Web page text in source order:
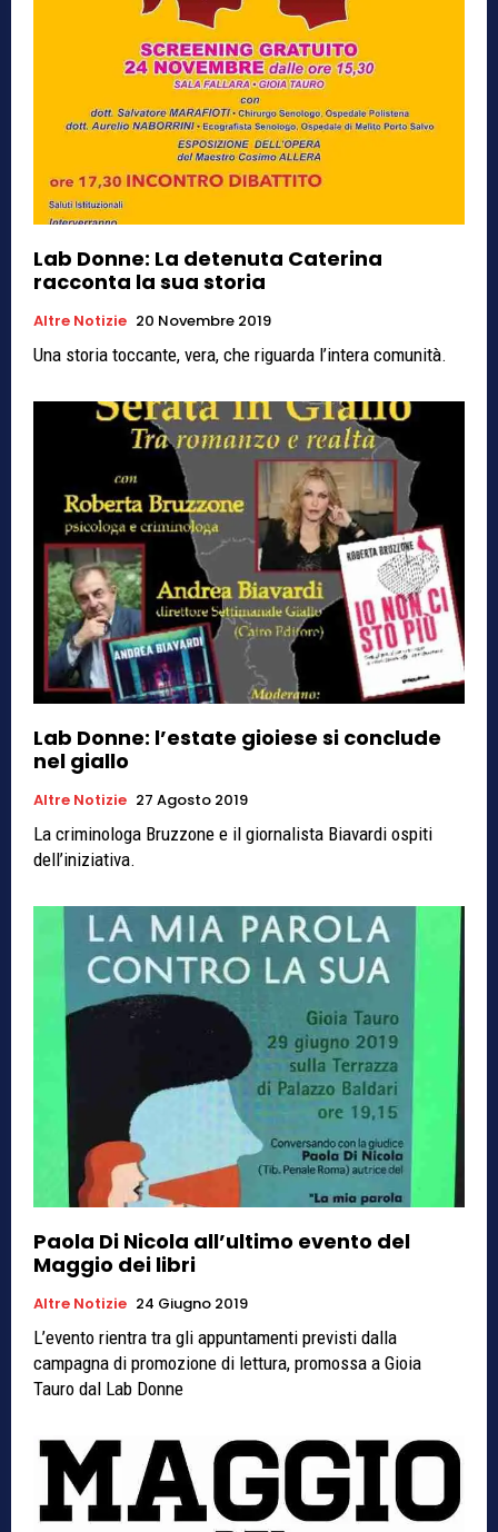
Lab Donne: La detenuta Caterina
racconta la sua storia
Altre Notizie 20 Novembre 2019
Una storia toccante, vera, che riguarda l’intera comunità.
Lab Donne: l’estate gioiese si conclude
nel giallo
Altre Notizie 27 Agosto 2019
La criminologa Bruzzone e il giornalista Biavardi ospiti
dell’iniziativa.
Paola Di Nicola all’ultimo evento del
Maggio dei libri
Altre Notizie 24 Giugno 2019
L’evento rientra tra gli appuntamenti previsti dalla
campagna di promozione di lettura, promossa a Gioia
Tauro dal Lab Donne